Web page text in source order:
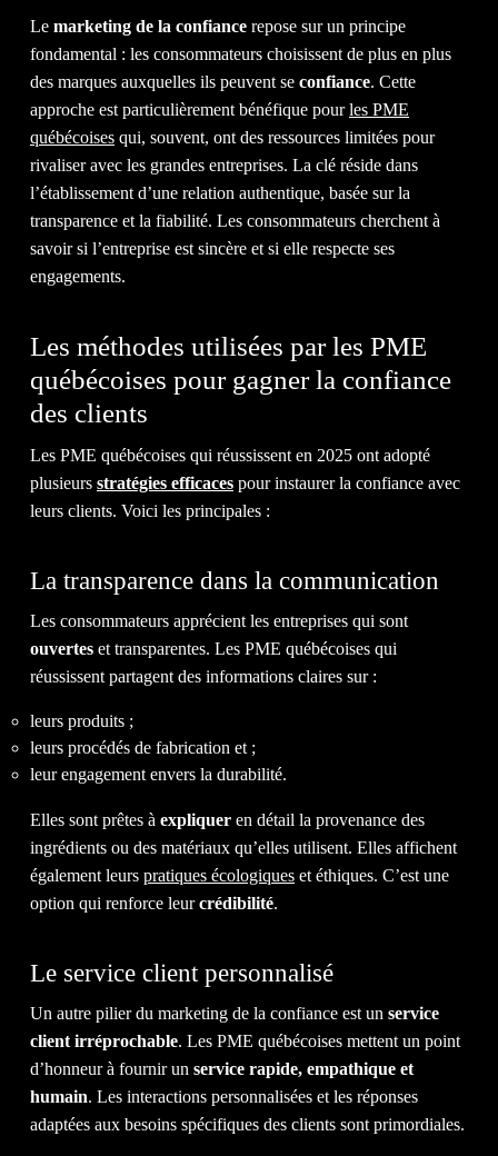
&
NOUS
IL EST TEMPS D'OBTENIR LE
SUR INVESTISSEMENT
Le marketing de la confiance repose sur un principe
fondamental : les consommateurs choisissent de plus en plus
des marques auxquelles ils peuvent se confiance. Cette
approche est particulièrement bénéfique pourles PME
québécoises qui, souvent, ont des ressources limitées pour
rivaliser avec les grandes entreprises. La clé réside dans
l’établissement d’une relation authentique, basée sur la
transparence et la fiabilité. Les consommateurs cherchent à
savoir si l’entreprise est sincère et si elle respecte ses
engagements.
Les méthodes utilisées par les PME
québécoises pour gagner la confiance
des clients
Les PME québécoises qui réussissent en 2025 ont adopté
plusieurs stratégies efficaces pour instaurer la confiance avec
leurs clients. Voici les principales :
La transparence dans la communication
Les consommateurs apprécient les entreprises qui sont
ouvertes et transparentes. Les PME québécoises qui
réussissent partagent des informations claires sur :
leurs produits ;
leurs procédés de fabrication et ;
leur engagement envers la durabilité.
Elles sont prêtes à expliquer en détail la provenance des
ingrédients ou des matériaux qu’elles utilisent. Elles affichent
également leurs pratiques écologiques et éthiques. C’est une
option qui renforce leurcrédibilité.
Le service client personnalisé
Un autre pilier du marketing de la confiance est un service
client irréprochable. Les PME québécoises mettent un point
d’honneur à fournir un service rapide, empathique et
humain. Les interactions personnalisées et les réponses
adaptées aux besoins spécifiques des clients sont primordiales.